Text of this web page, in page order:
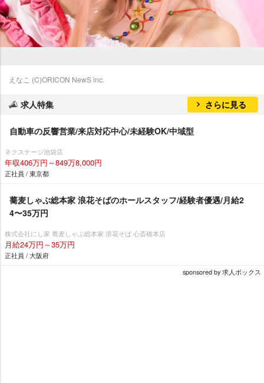
えなこ (C)ORICON NewS inc.
求人特集 さらに見る
自動車の反響営業/来店対応中心/未経験OK/中域型
ネクステージ池袋店
年収406万円～849万8,000円
正社員 / 東京都
蕎麦しゃぶ総本家 浪花そばのホールスタッフ/経験者優遇/月給2
4〜35万円
株式会社にし家 蕎麦しゃぶ総本家 浪花そば 心斎橋本店
月給24万円～35万円
正社員 / 大阪府
sponsored by 求人ボックス